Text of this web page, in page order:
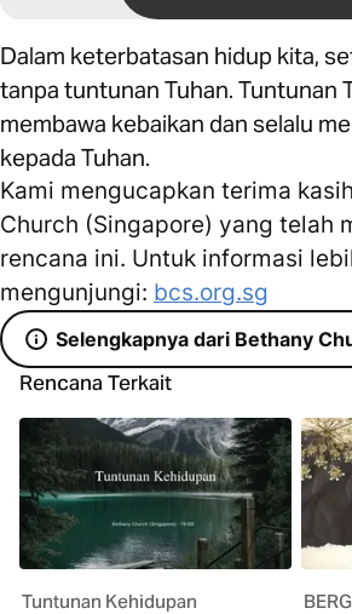
Dalam keterbatasan hidup kita,
tanpa tuntunan Tuhan. Tuntunan
membawa kebaikan dan selalu
kepada Tuhan.
Kami mengucapkan terima
Church (Singapore) yang telah
rencana ini. Untuk informasi
mengunjungi: bcs.org.sg
Selengkapnya dari Bethany
Rencana Terkait
Tuntunan Kehidupan